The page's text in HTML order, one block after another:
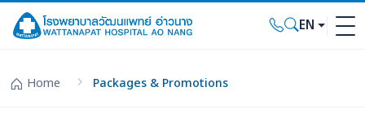
EN
Home Packages & Promotions